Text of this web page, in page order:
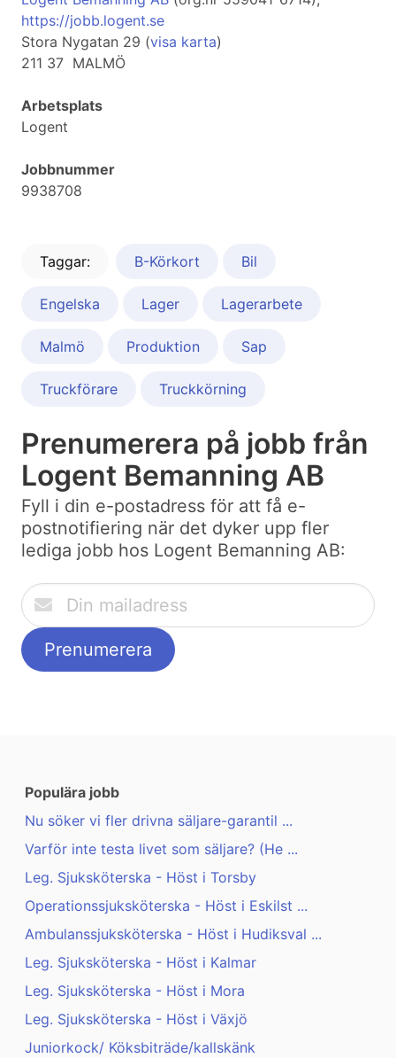
https://jobb.logent.se
Stora Nygatan 29 (visa karta)
211 37 MALMÖ
Arbetsplats
Logent
Jobbnummer
9938708
Taggar: B-Körkort Bil
Engelska Lager Lagerarbete
Malmö Produktion Sap
Truckförare Truckkörning
Prenumerera på jobb från
Logent Bemanning AB
Fyll i din e-postadress för att få e-
postnotifiering när det dyker upp fler
lediga jobb hos Logent Bemanning AB:
Populära jobb
Nu söker vi fler drivna säljare-garantil ...
Varför inte testa livet som säljare? (He ...
Leg. Sjuksköterska - Höst i Torsby
Operationssjuksköterska - Höst i Eskilst ...
Ambulanssjuksköterska - Höst i Hudiksval ...
Leg. Sjuksköterska - Höst i Kalmar
Leg. Sjuksköterska - Höst i Mora
Leg. Sjuksköterska - Höst i Växjö
Juniorkock/ Köksbiträde/kallskänk